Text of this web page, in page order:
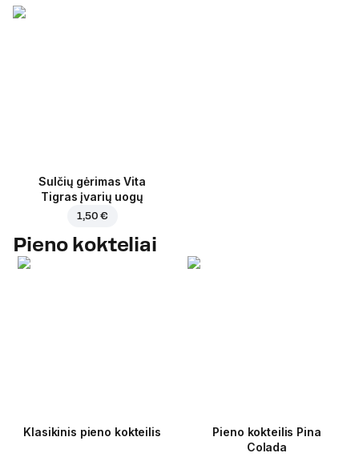
Sulčių gėrimas Vita
Tigras įvarių uogų
1,50 €
Pieno kokteliai
Klasikinis pieno kokteilis
Pieno kokteilis Pina
Colada